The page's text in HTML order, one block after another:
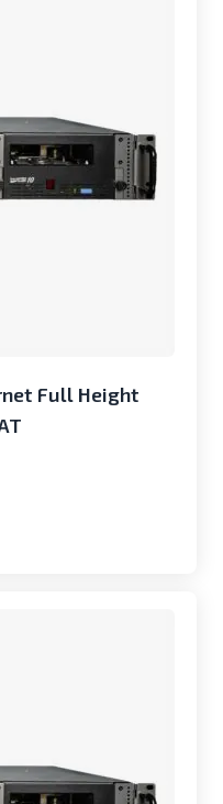
Full Height